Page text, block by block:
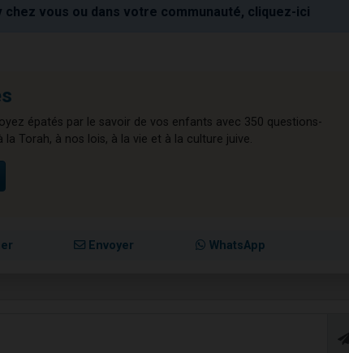
vous ou dans votre communauté, cliquez-ici
épatés par le savoir de vos enfants avec 350 questions-
Torah, à nos lois, à la vie et à la culture juive.
Envoyer WhatsApp